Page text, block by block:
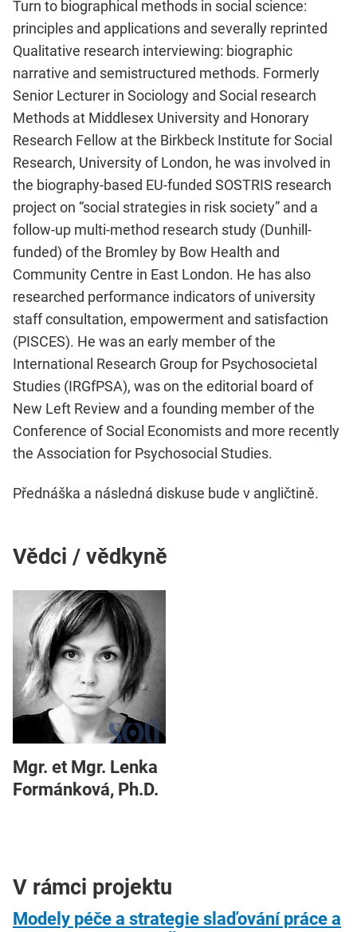
Turn to biographical methods in social science:
principles and applications and severally reprinted
Qualitative research interviewing: biographic
narrative and semistructured methods. Formerly
Senior Lecturer in Sociology and Social research
Methods at Middlesex University and Honorary
Research Fellow at the Birkbeck Institute for Social
Research, University of London, he was involved in
the biography-based EU-funded SOSTRIS research
project on “social strategies in risk society” and a
follow-up multi-method research study (Dunhill-
funded) of the Bromley by Bow Health and
Community Centre in East London. He has also
researched performance indicators of university
staff consultation, empowerment and satisfaction
(PISCES). He was an early member of the
International Research Group for Psychosocietal
Studies (IRGfPSA), was on the editorial board of
New Left Review and a founding member of the
Conference of Social Economists and more recently
the Association for Psychosocial Studies.
Přednáška a následná diskuse bude v angličtině.
Vědci / vědkyně
Mgr. et Mgr. Lenka
Formánková, Ph.D.
V rámci projektu
Modely péče a strategie slaďování práce a